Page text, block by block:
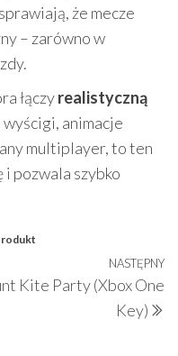
że mecze
– zarówno w
łączyrealistyczną
animacje
multiplayer, to ten
i pozwala szybko
NASTĘPNY
Kite Party (Xbox One
Key)